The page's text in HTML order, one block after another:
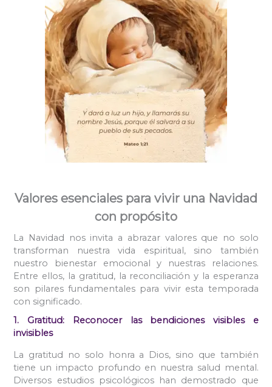
Valores esenciales para vivir una Navidad
con propósito
La Navidad nos invita a abrazar valores que no solo
transforman nuestra vida espiritual, sino también
nuestro bienestar emocional y nuestras relaciones.
Entre ellos, la gratitud, la reconciliación y la esperanza
son pilares fundamentales para vivir esta temporada
con significado.
1. Gratitud: Reconocer las bendiciones visibles e
invisibles
La gratitud no solo honra a Dios, sino que también
tiene un impacto profundo en nuestra salud mental.
Diversos estudios psicológicos han demostrado que